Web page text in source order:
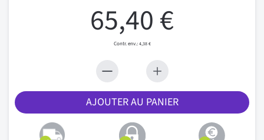
65,40 €
4,38 €
AJOUTER AU PANIER